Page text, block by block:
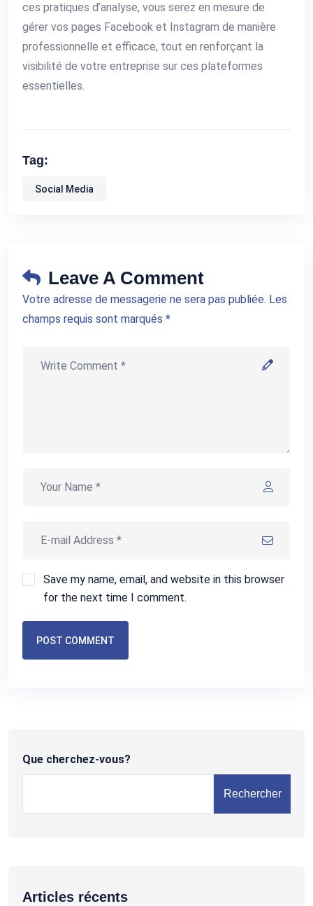
ces pratiques d’analyse, vous serez en mesure de
gérer vos pages Facebook et Instagram de manière
professionnelle et efficace, tout en renforçant la
visibilité de votre entreprise sur ces plateformes
essentielles.
Tag:
Social Media
Leave A Comment
Votre adresse de messagerie ne sera pas publiée. Les
champs requis sont marqués *
Save my name, email, and website in this browser
for the next time I comment.
POST COMMENT
Que cherchez-vous?
Rechercher
Articles récents